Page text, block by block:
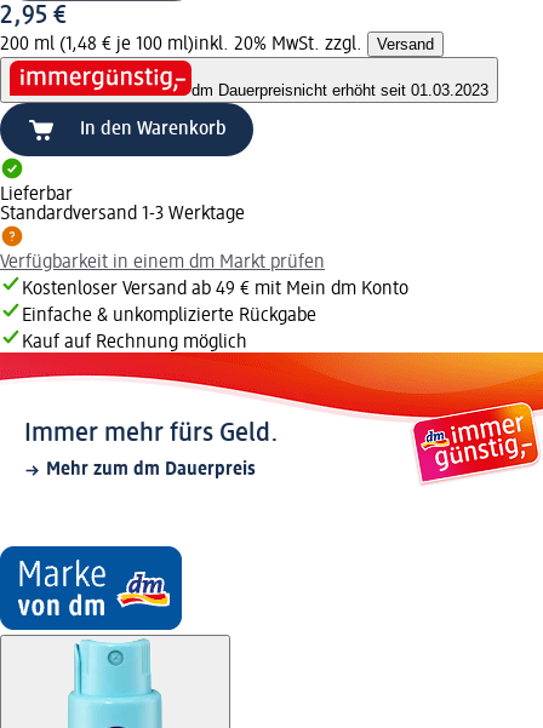
2,95 €
200 ml (1,48 € je 100 ml)inkl. 20% MwSt. zzgl. Versand
dm Dauerpreisnicht erhöht seit 01.03.2023
In den Warenkorb
Lieferbar
Standardversand 1-3 Werktage
Verfügbarkeit in einem dm Markt prüfen
Kostenloser Versand ab 49 € mit Mein dm Konto
Einfache & unkomplizierte Rückgabe
Kauf auf Rechnung möglich
Immer mehr fürs Geld.
Mehr zum dm Dauerpreis